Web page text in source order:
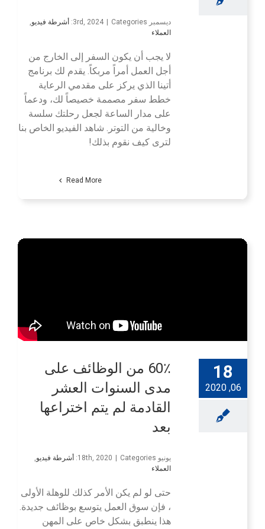
ديسمبر 3rd, 2024 | Categories: أشرطة فيديو
العملاء
لا يجب أن يكون السفر إلى الخارج من
أجل العمل أمراً مربكاً. يقدم لك برنامج
أتينا الذي يركز على مقدمي الرعاية
خطط سفر مصممة خصيصاً لك، ودعماً
على مدار الساعة لجعل رحلتك سلسة
وخالية من التوتر. شاهد الفيديو الخاص بنا
لترى كيف نقوم بذلك!
Read More
18
06, 2020
60٪ من الوظائف على
مدى السنوات العشر
القادمة لم يتم اختراعها
بعد
يونيو 18th, 2020 Categories: أشرطة فيديو,
العملاء
حتى لو لم يكن الأمر كذلك للوهلة الأولى
، فإن سوق العمل يتوسع بوظائف جديدة.
هذا ينطبق بشكل خاص على المهن